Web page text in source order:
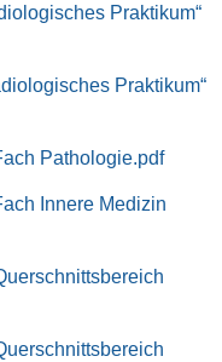
Praktikum“
Praktikum“
Pathologie.pdf
Innere Medizin